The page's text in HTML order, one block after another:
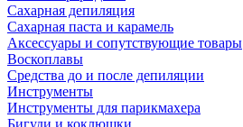
Сахарная депиляция
Сахарная паста и карамель
Аксессуары и сопутствующие товары
Воскоплавы
Средства до и после депиляции
Инструменты
Инструменты для парикмахера
Бигуди и коклюшки